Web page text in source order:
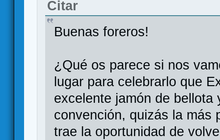
Citar
Buenas foreros!
¿Qué os parece si nos
lugar para celebrarlo que
excelente jamón de
convención, quizás la más
trae la oportunidad de